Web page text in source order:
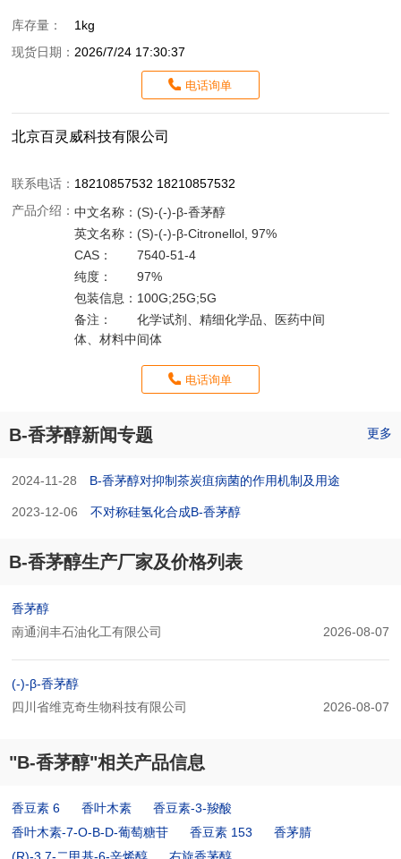
库存量：
1kg
现货日期： 2026/7/24 17:30:37
电话询单
北京百灵威科技有限公司
联系电话： 18210857532 18210857532
产品介绍：中文名称： (S)-(-)-β-香茅醇
英文名称： (S)-(-)-β-Citronellol, 97%
CAS：
7540-51-4
纯度：
97%
包装信息： 100G;25G;5G
备注：
化学试剂、精细化学品、医药中间
体、材料中间体
电话询单
B-香茅醇新闻专题 更多
2024-11-28 B-香茅醇对抑制茶炭疽病菌的作用机制及用途
2023-12-06 不对称硅氢化合成B-香茅醇
B-香茅醇生产厂家及价格列表
香茅醇
南通润丰石油化工有限公司
2026-08-07
(-)-β-香茅醇
四川省维克奇生物科技有限公司
2026-08-07
"B-香茅醇"相关产品信息
香豆素 6 香叶木素
香豆素-3-羧酸
香叶木素-7-O-Β-D-葡萄糖苷
香豆素 153
香茅腈